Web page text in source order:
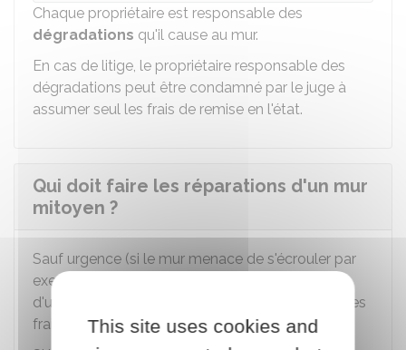
Chaque propriétaire est responsable des
dégradations qu'il cause au mur.
En cas de litige, le propriétaire responsable des
dégradations peut être condamné par le juge à
assumer seul les frais de remise en l'état.
Qui doit faire les réparations d'un mur
mitoyen ?
Sauf urgence (si le mur menace de s'écrouler par
exemple), la réparation d'un mur mitoyen se fait
d'un commun accord entre les 2 propriétaires. Les
frais sont partagés entre les 2 propriétaires.
This site uses cookies and